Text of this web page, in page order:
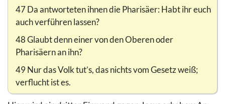
47 Da antworteten ihnen die Pharisäer: Habt ihr euch
auch verführen lassen?
48 Glaubt denn einer von den Oberen oder
Pharisäern an ihn?
49 Nur das Volk tut’s, das nichts vom Gesetz weiß;
verflucht ist es.